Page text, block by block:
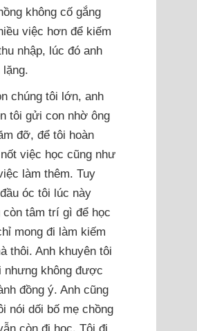
không cố gắng
việc hơn để kiếm
nhập, lúc đó anh
chúng tôi lớn, anh
tôi gửi con nhờ ông
đỡ, để tôi hoàn
việc học cũng như
làm thêm. Tuy
óc tôi lúc này
còn tâm trí gì để học
mong đi làm kiếm
thôi. Anh khuyên tôi
nhưng không được
đồng ý. Anh cũng
nói dối bố mẹ chồng
còn đi học. Tôi đi